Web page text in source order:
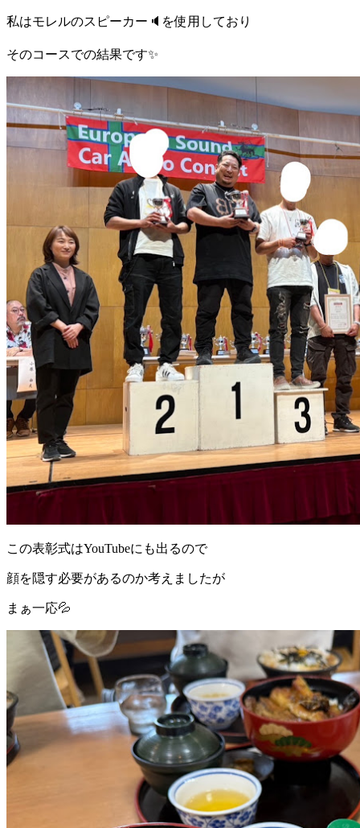
私はモレルのスピーカー🔈を使用しており
そのコースでの結果です✨
この表彰式はYouTubeにも出るので
顔を隠す必要があるのか考えましたが
まぁ一応💦